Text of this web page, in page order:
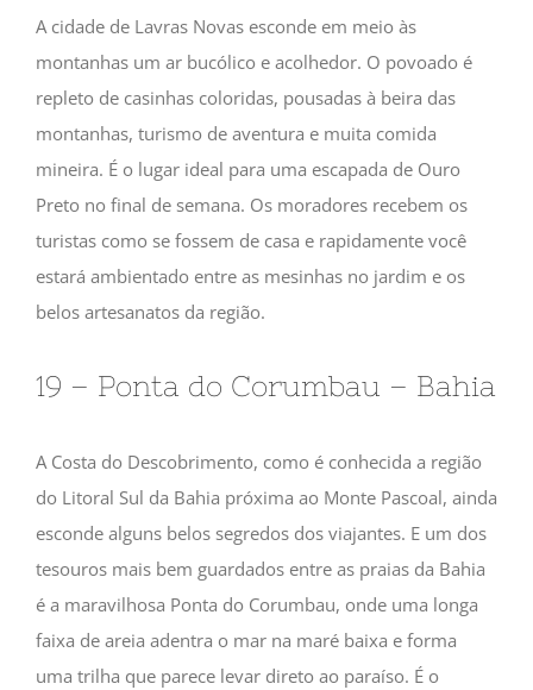
A cidade de Lavras Novas esconde em meio às
montanhas um ar bucólico e acolhedor. O povoado é
repleto de casinhas coloridas, pousadas à beira das
montanhas, turismo de aventura e muita comida
mineira. É o lugar ideal para uma escapada de Ouro
Preto no final de semana. Os moradores recebem os
turistas como se fossem de casa e rapidamente você
estará ambientado entre as mesinhas no jardim e os
belos artesanatos da região.
19 – Ponta do Corumbau – Bahia
A Costa do Descobrimento, como é conhecida a região
do Litoral Sul da Bahia próxima ao Monte Pascoal, ainda
esconde alguns belos segredos dos viajantes. E um dos
tesouros mais bem guardados entre as praias da Bahia
é a maravilhosa Ponta do Corumbau, onde uma longa
faixa de areia adentra o mar na maré baixa e forma
uma trilha que parece levar direto ao paraíso. É o